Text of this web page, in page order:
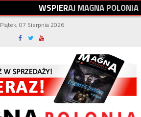
WSPIERAJMAGNAPOLONIA
Piątek, 07 Sierpnia 2026